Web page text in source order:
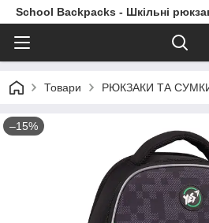
School Backpacks - Шкільні
Товари РЮКЗАКИ ТА
–15%